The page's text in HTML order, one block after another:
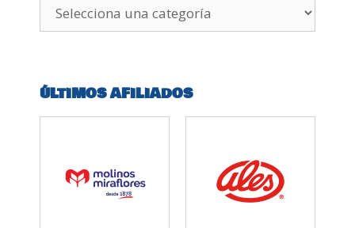
ÚLTIMOS AFILIADOS